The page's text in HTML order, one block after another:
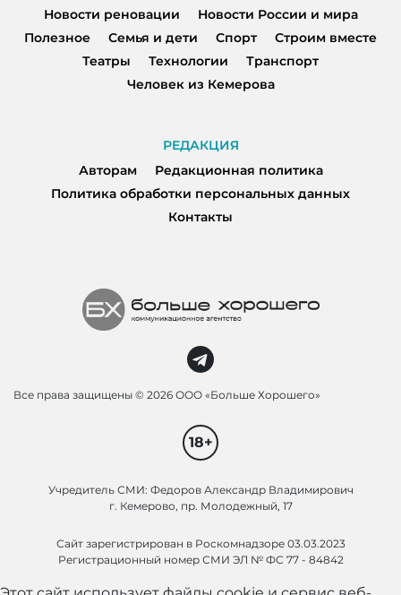
Новости реновации
Новости России и мира
Полезное
Семья и дети Спорт
Строим вместе
Театры
Технологии
Транспорт
Человек из Кемерова
РЕДАКЦИЯ
Авторам
Редакционная политика
Политика обработки персональных данных
Контакты
Все права защищены © 2026 ООО «Больше Хорошего»
18+
Учредитель СМИ: Федоров Александр Владимирович
г. Кемерово, пр. Молодежный, 17
Сайт зарегистрирован в Роскомнадзоре 03.03.2023
Регистрационный номер СМИ ЭЛ № ФС 77 - 84842